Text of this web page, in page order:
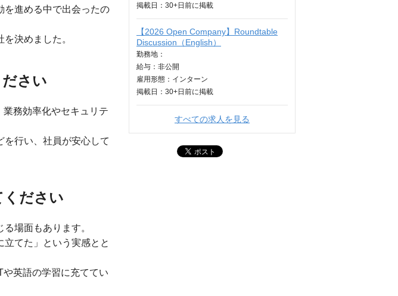
を進める中で出会ったの
決めました。
さい
務効率化やセキュリテ
行い、社員が安心して
ください
場面もあります。
てた」という実感とと
英語の学習に充ててい
掲載日： 30+日 前に掲載
【2026 Open Company】Roundtable
Discussion（English）
勤務地：
給与： 非公開
雇用形態：インターン
掲載日： 30+日 前に掲載
すべての求人を見る